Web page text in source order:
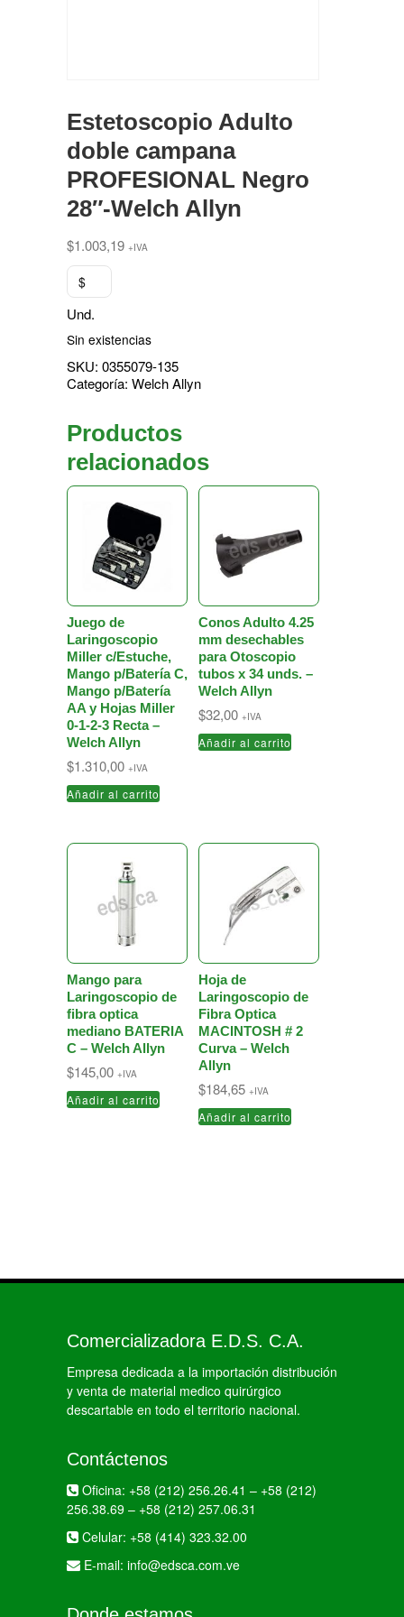
Estetoscopio Adulto
doble campana
PROFESIONAL Negro
28″-Welch Allyn
$1.003,19 +IVA
$
Und.
Sin existencias
SKU: 0355079-135
Categoría: Welch Allyn
Productos
relacionados
Juego de
Laringoscopio
Miller c/Estuche,
Mango p/Batería C,
Mango p/Batería
AA y Hojas Miller
0-1-2-3 Recta –
Welch Allyn
$1.310,00 +IVA
Añadir al carrito
Conos Adulto 4.25
mm desechables
para Otoscopio
tubos x 34 unds. –
Welch Allyn
$32,00 +IVA
Añadir al carrito
Mango para
Laringoscopio de
fibra optica
mediano BATERIA
C – Welch Allyn
$145,00 +IVA
Añadir al carrito
Hoja de
Laringoscopio de
Fibra Optica
MACINTOSH # 2
Curva – Welch
Allyn
$184,65 +IVA
Añadir al carrito
Comercializadora E.D.S. C.A.
Empresa dedicada a la importación distribución
y venta de material medico quirúrgico
descartable en todo el territorio nacional.
Contáctenos
Oficina: +58 (212) 256.26.41 – +58 (212)
256.38.69 – +58 (212) 257.06.31
Celular: +58 (414) 323.32.00
E-mail: info@edsca.com.ve